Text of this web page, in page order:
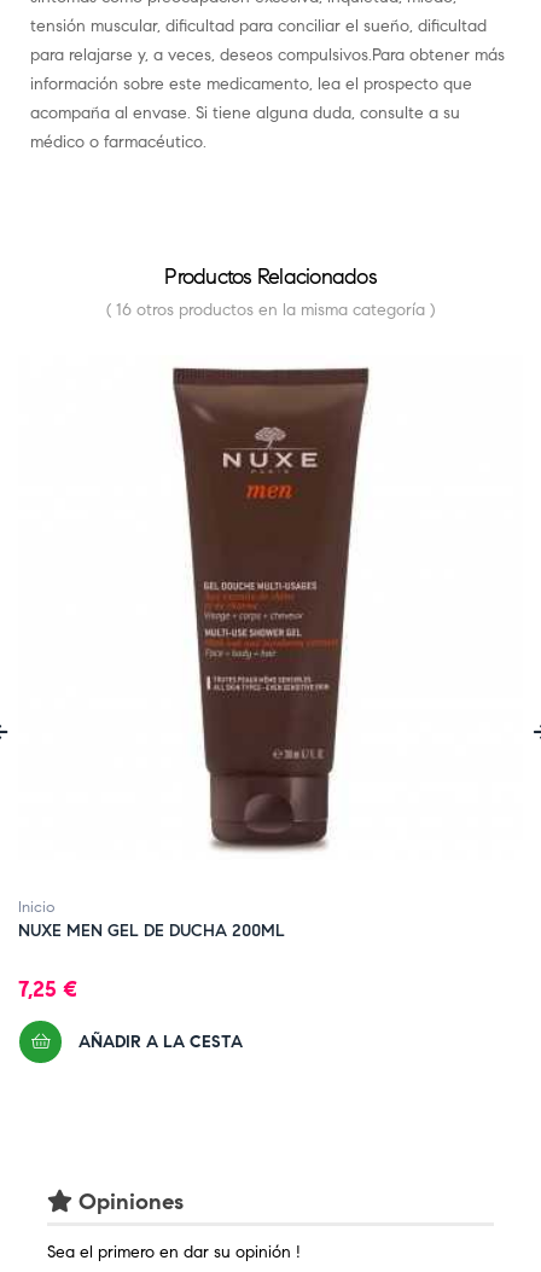
tensión muscular, dificultad para conciliar el sueño, dificultad
para relajarse y, a veces, deseos compulsivos.Para obtener más
información sobre este medicamento, lea el prospecto que
acompaña al envase. Si tiene alguna duda, consulte a su
médico o farmacéutico.
Productos Relacionados
( 16 otros productos en la misma categoría )
Inicio
NUXE MEN GEL DE DUCHA 200ML
Precio
7,25 €
AÑADIR A LA CESTA
Opiniones
Sea el primero en dar su opinión !